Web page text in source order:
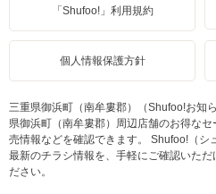
「Shufoo!」利用規約
個人情報保護方針
三重県御浜町（南牟婁郡）（Shufoo!お知
県御浜町（南牟婁郡）周辺店舗のお得な
売情報などを確認できます。 Shufoo!（シ
最新のチラシ情報を、手軽にご確認いた
ださい。